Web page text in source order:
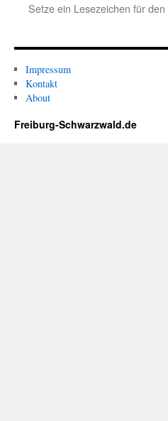
Setze ein Lesezeichen für den
Impressum
Kontakt
About
Freiburg-Schwarzwald.de